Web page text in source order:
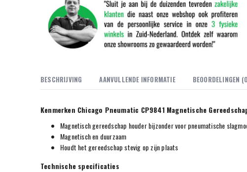
BESCHRIJVING AANVULLENDE INFORMATIE BEOORDELINGEN
Kenmerken Chicago Pneumatic CP9841 Magnetische
Magnetisch gereedschap houder bijzonder voor pneumatische
Magnetisch en duurzaam
Houdt het gereedschap stevig op zijn plaats
Technische specificaties